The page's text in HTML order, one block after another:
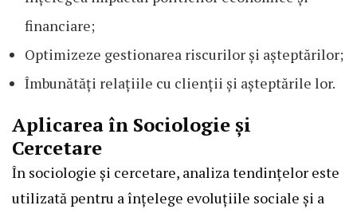
financiare;
Optimizeze gestionarea riscurilor și așteptărilor;
Îmbunătăți relațiile cu clienții și așteptările lor.
Aplicarea în Sociologie și
Cercetare
În sociologie și cercetare, analiza tendințelor este
utilizată pentru a înțelege evoluțiile sociale și a